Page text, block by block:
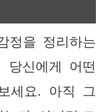
정을 정리하는
당신에게 어떤
세요. 아직 그